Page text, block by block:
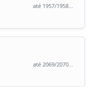
até 1957/1958...
até 2069/2070...